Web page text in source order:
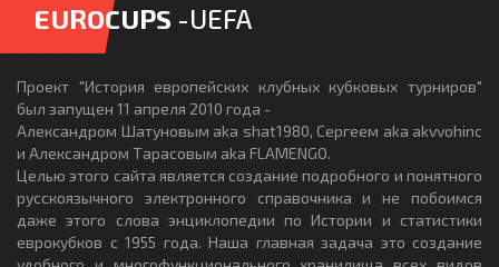
EUROCUPS -UEFA
Проект "История европейских клубных кубковых турниров"
был запущен 11 апреля 2010 года -
Александром Шатуновым aka shat1980, Сергеем aka akvvohinc
и Александром Тарасовым aka FLAMENGO.
Целью этого сайта является создание подробного и понятного
русскоязычного электронного справочника и не побоимся
даже этого слова энциклопедии по Истории и статистики
еврокубков с 1955 года. Наша главная задача это создание